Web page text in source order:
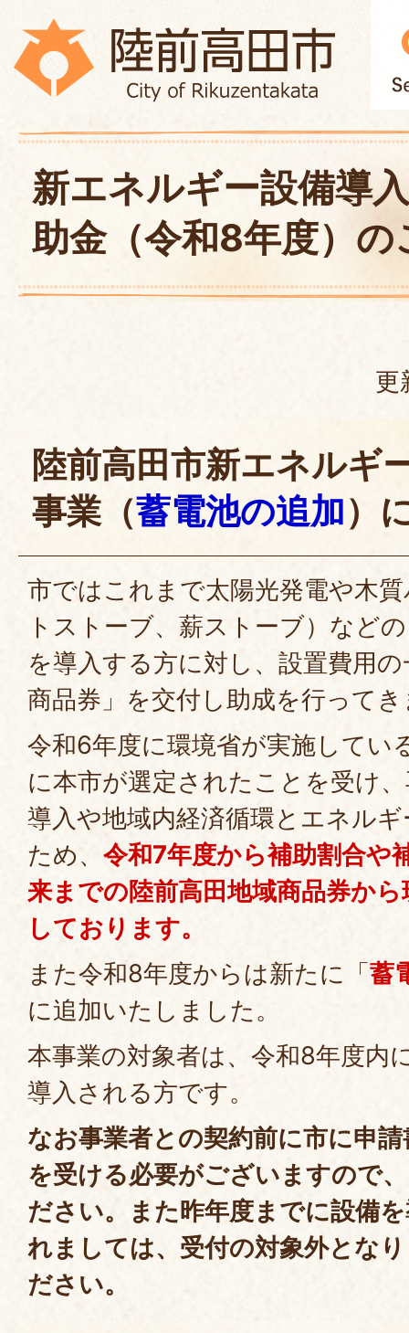
新エネルギー設備導
助金（令和8年度）の
更
陸前高田市新エネルギ
事業（蓄電池の追加）
市ではこれまで太陽光発電や木
トストーブ、薪ストーブ）など
を導入する方に対し、設置費用
商品券」を交付し助成を行って
令和6年度に環境省が実施してい
に本市が選定されたことを受け
導入や地域内経済循環とエネル
ため、 令和7年度から補助割合や
来までの陸前高田地域商品券か
しております。
また令和8年度からは新たに「蓄
に追加いたしました。
本事業の対象者は、令和8年度内
導入される方です。
なお事業者との契約前に市に申
を受ける必要がございますので
ださい。また昨年度までに設備
れましては、受付の対象外とな
ださい。